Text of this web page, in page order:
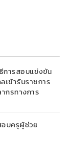
การสอบแข่งขัน
เข้ารับราชการ
กรทางการ
ลัย สังกัด
รศึกษาขั้นพื้น
บครูผู้ช่วย